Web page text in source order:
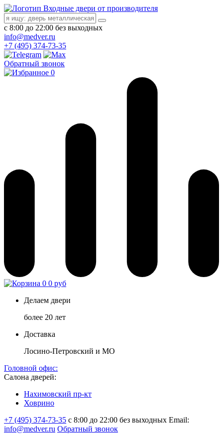
Входные двери от производителя
с 8:00 до 22:00 без выходных
info@medver.ru
+7 (495) 374-73-35
Обратный звонок
0
0 0 руб
Делаем двери
более 20 лет
Доставка
Лосино-Петровский и МО
Головной офис:
Салона дверей:
Нахимовский пр-кт
Ховрино
+7 (495) 374-73-35 с 8:00 до 22:00 без выходных Email:
info@medver.ru Обратный звонок